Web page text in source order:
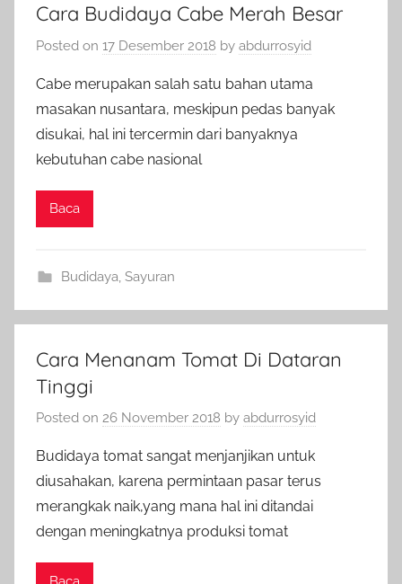
Cara Budidaya Cabe Merah Besar
Posted on 17 Desember 2018 by abdurrosyid
Cabe merupakan salah satu bahan utama
masakan nusantara, meskipun pedas banyak
disukai, hal ini tercermin dari banyaknya
kebutuhan cabe nasional
Baca
Budidaya Sayuran
Cara Menanam Tomat Di Dataran
Tinggi
Posted on 26 November 2018 by abdurrosyid
Budidaya tomat sangat menjanjikan untuk
diusahakan, karena permintaan pasar terus
merangkak naik,yang mana hal ini ditandai
dengan meningkatnya produksi tomat